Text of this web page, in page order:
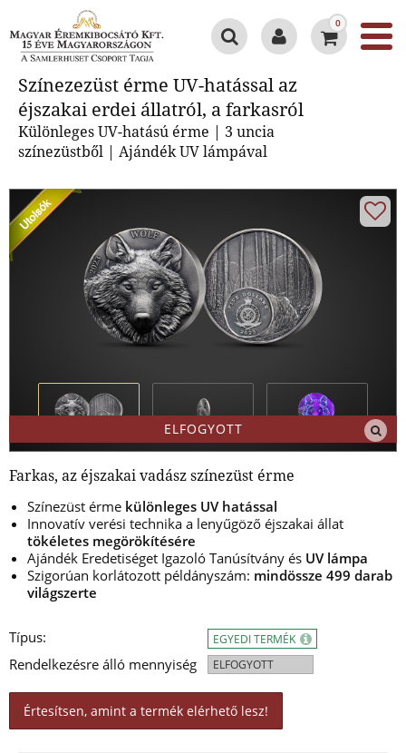
0
Színezezüst érme UV-hatással az
éjszakai erdei állatról, a farkasról
Különleges UV-hatású érme | 3 uncia
színezüstből | Ajándék UV lámpával
ELFOGYOTT
Farkas, az éjszakai vadász színezüst érme
Színezüst érme különleges UV hatással
Innovatív verési technika a lenyűgöző éjszakai állat
tökéletes megörökítésére
Ajándék Eredetiséget Igazoló Tanúsítvány és UV lámpa
Szigorúan korlátozott példányszám: mindössze 499 darab
világszerte
Típus:
Rendelkezésre álló mennyiség
EGYEDI TERMÉK
ELFOGYOTT
Értesítsen, amint a termék elérhető lesz!
Színezezüst érme UV-hatással az
éjszakai erdei állatról, a farkasról